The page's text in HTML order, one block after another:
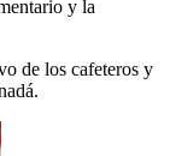
y la
de los cafeteros y